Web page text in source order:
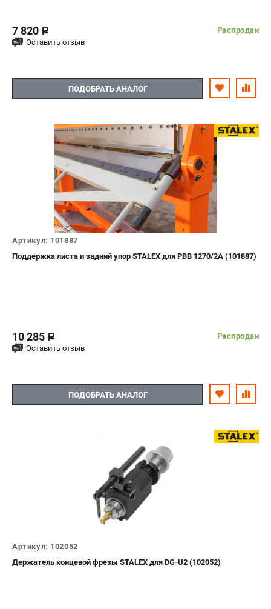
7 820 c
Распродан
Оставить отзыв
ПОДОБРАТЬ АНАЛОГ
Артикул: 101887
Поддержка листа и задний упор STALEX для PBB 1270/2A (101887)
10 285 c
Распродан
Оставить отзыв
ПОДОБРАТЬ АНАЛОГ
Артикул: 102052
Держатель концевой фрезы STALEX для DG-U2 (102052)